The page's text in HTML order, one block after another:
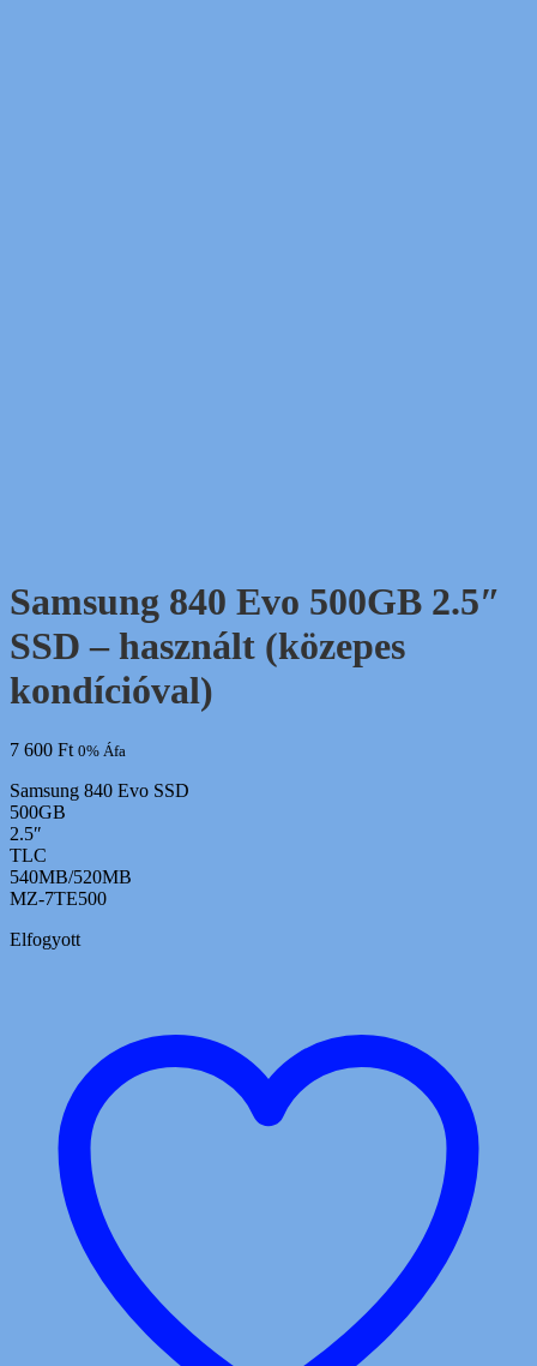
Samsung 840 Evo 500GB 2.5″
SSD – használt (közepes
kondícióval)
7 600 Ft 0% Áfa
Samsung 840 Evo SSD
500GB
2.5″
TLC
540MB/520MB
MZ-7TE500
Elfogyott